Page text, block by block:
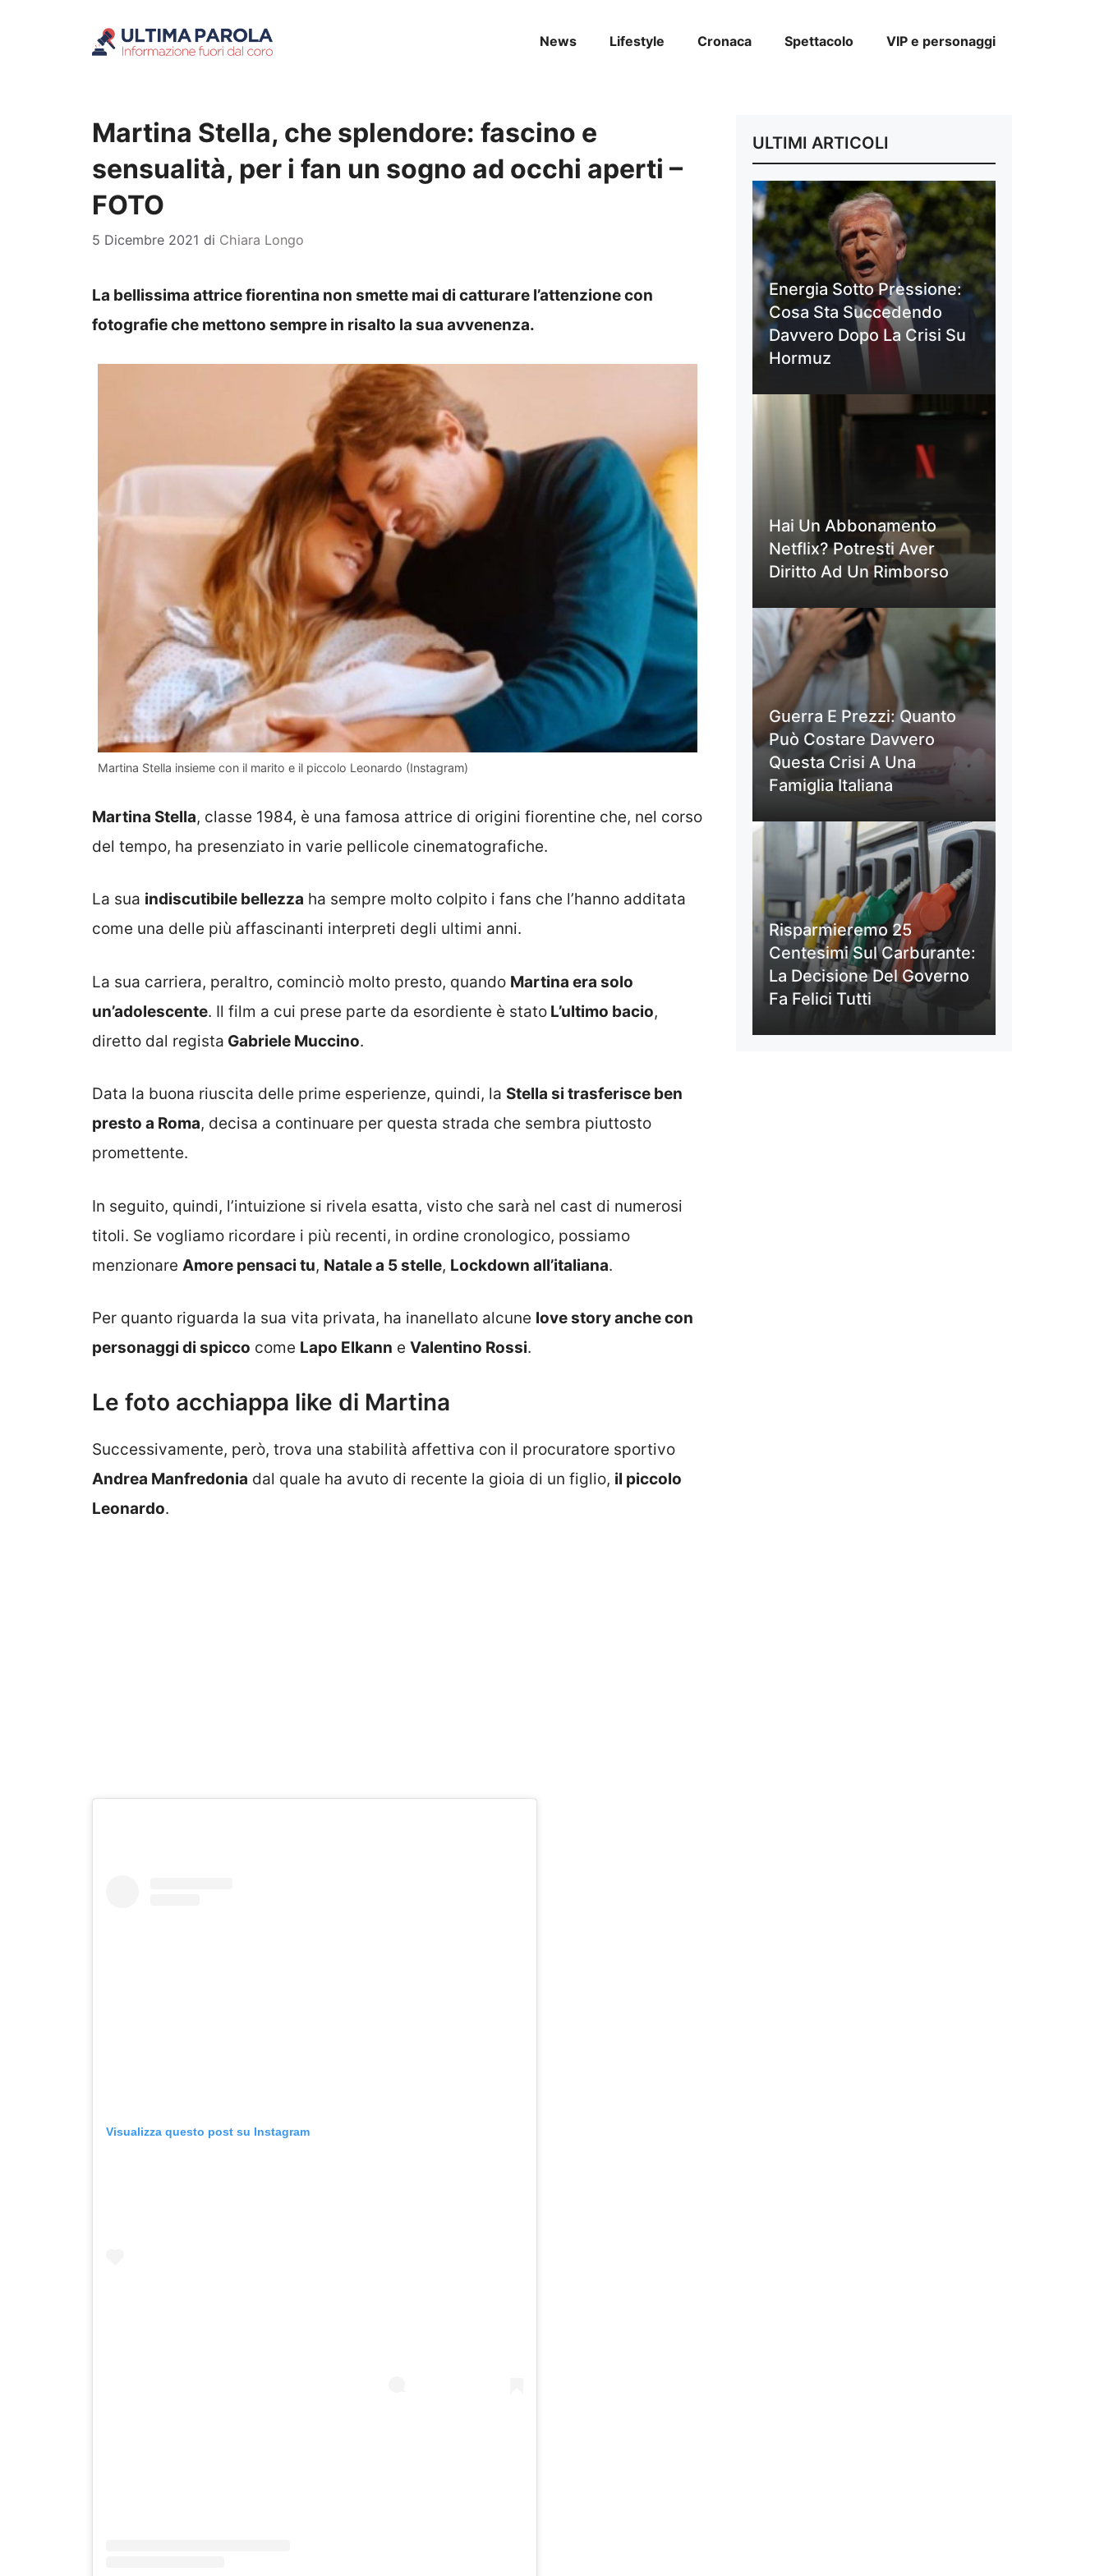
News Lifestyle Cronaca Spettacolo VIP e personaggi
Martina Stella, che splendore: fascino e
sensualità, per i fan un sogno ad occhi aperti –
FOTO
5 Dicembre 2021 di Chiara Longo
La bellissima attrice fiorentina non smette mai di catturare l’attenzione con
fotografie che mettono sempre in risalto la sua avvenenza.
Martina Stella insieme con il marito e il piccolo Leonardo (Instagram)
Martina Stella, classe 1984, è una famosa attrice di origini fiorentine che, nel corso
del tempo, ha presenziato in varie pellicole cinematografiche.
La sua indiscutibile bellezza ha sempre molto colpito i fans che l’hanno additata
come una delle più affascinanti interpreti degli ultimi anni.
La sua carriera, peraltro, cominciò molto presto, quando Martina era solo
un’adolescente. Il film a cui prese parte da esordiente è stato L’ultimo bacio,
diretto dal regista Gabriele Muccino.
Data la buona riuscita delle prime esperienze, quindi, la Stella si trasferisce ben
presto a Roma, decisa a continuare per questa strada che sembra piuttosto
promettente.
In seguito, quindi, l’intuizione si rivela esatta, visto che sarà nel cast di numerosi
titoli. Se vogliamo ricordare i più recenti, in ordine cronologico, possiamo
menzionare Amore pensaci tu, Natale a 5 stelle, Lockdown all’italiana.
Per quanto riguarda la sua vita privata, ha inanellato alcune love story anche con
personaggi di spicco come Lapo Elkann e Valentino Rossi.
Le foto acchiappa like di Martina
Successivamente, però, trova una stabilità affettiva con il procuratore sportivo
Andrea Manfredonia dal quale ha avuto di recente la gioia di un figlio, il piccolo
Leonardo.
Visualizza questo post su Instagram
ULTIMI ARTICOLI
Energia Sotto Pressione:
Cosa Sta Succedendo
Davvero Dopo La Crisi Su
Hormuz
Hai Un Abbonamento
Netflix? Potresti Aver
Diritto Ad Un Rimborso
Guerra E Prezzi: Quanto
Può Costare Davvero
Questa Crisi A Una
Famiglia Italiana
Risparmieremo 25
Centesimi Sul Carburante:
La Decisione Del Governo
Fa Felici Tutti